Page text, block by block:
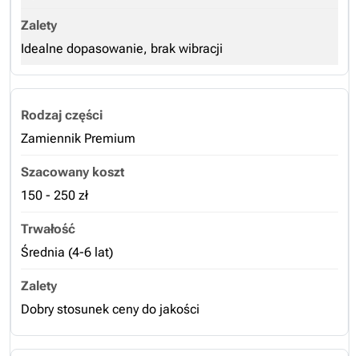
Idealne dopasowanie, brak wibracji
Zamiennik Premium
150 - 250 zł
Średnia (4-6 lat)
Dobry stosunek ceny do jakości